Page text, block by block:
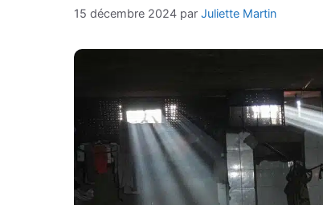
15 décembre 2024 par Juliette Martin